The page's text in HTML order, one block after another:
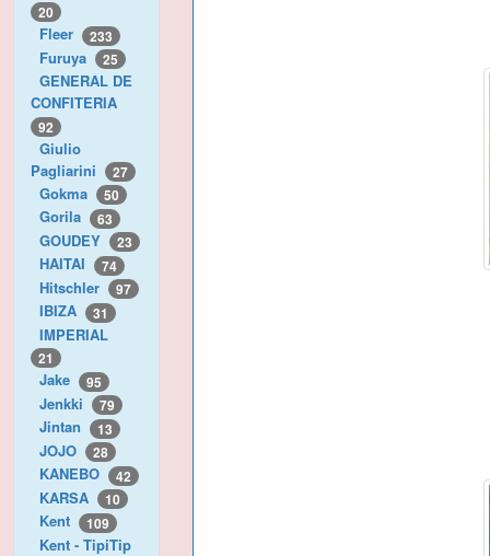
20
Fleer 233
Furuya 25
GENERAL DE
CONFITERIA
92
Giulio
Pagliarini
27
Gokma 50
Gorila 63
GOUDEY 23
HAITAI 74
Hitschler 97
IBIZA 31
IMPERIAL
21
Jake 95
Jenkki 79
Jintan 13
JOJO 28
KANEBO 42
KARSA 10
Kent 109
Kent - TipiTip